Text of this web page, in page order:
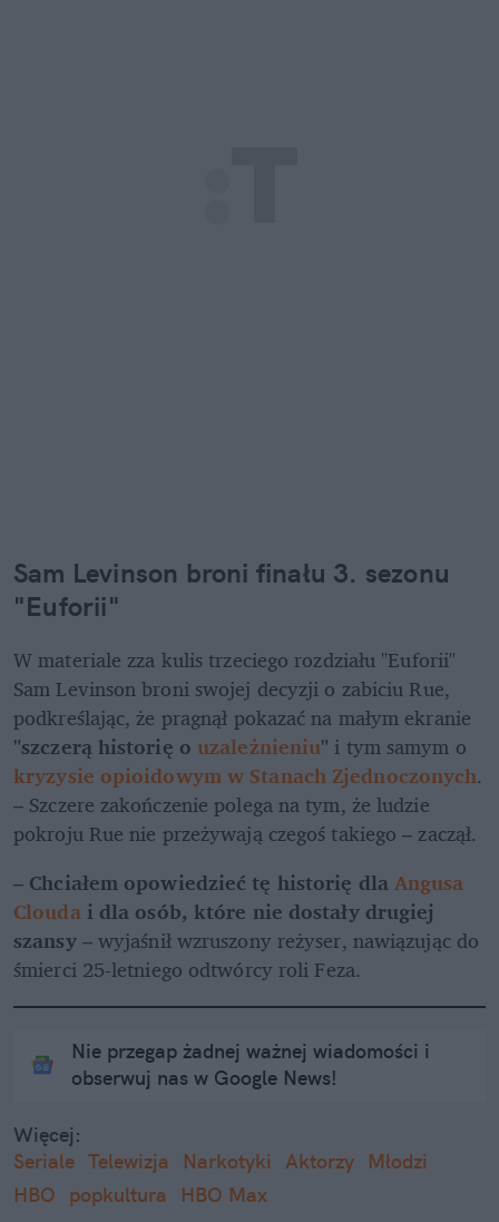
Sam Levinson broni finału 3. sezonu
"Euforii"
W materiale zza kulis trzeciego rozdziału "Euforii"
Sam Levinson broni swojej decyzji o zabiciu Rue,
"szczerą historię o uzależnieniu"
kryzysie opioidowym w Stanach Zjednoczonych.
– Szczere zakończenie polega na tym, że ludzie
pokroju Rue nie przeżywają czegoś takiego – zaczął.
– Chciałem opowiedzieć tę historię dla Angusa
Clouda i dla osób, które nie dostały drugiej
szansy – wyjaśnił wzruszony reżyser, nawiązując do
śmierci 25-letniego odtwórcy roli Feza.
Nie przegap żadnej ważnej wiadomości i
obserwuj nas w Google News!
Więcej:
Seriale Telewizja Narkotyki Aktorzy
Młodzi
HBO
popkultura HBO Max